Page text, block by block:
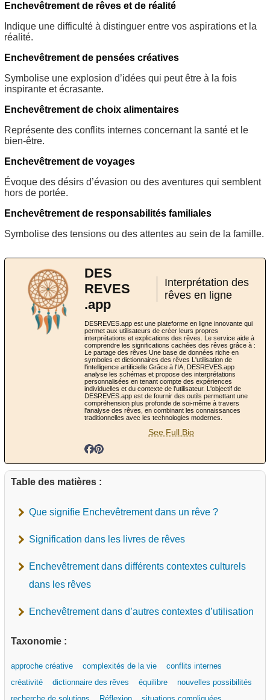
Enchevêtrement de rêves et de réalité
Indique une difficulté à distinguer entre vos aspirations et la
réalité.
Enchevêtrement de pensées créatives
Symbolise une explosion d’idées qui peut être à la fois
inspirante et écrasante.
Enchevêtrement de choix alimentaires
Représente des conflits internes concernant la santé et le
bien-être.
Enchevêtrement de voyages
Évoque des désirs d’évasion ou des aventures qui semblent
hors de portée.
Enchevêtrement de responsabilités familiales
Symbolise des tensions ou des attentes au sein de la famille.
DES
REVES
.app
Interprétation des
rêves en ligne
DESREVES.app est une plateforme en ligne innovante qui
permet aux utilisateurs de créer leurs propres
interprétations et explications des rêves. Le service aide à
comprendre les significations cachées des rêves grâce à :
Le partage des rêves Une base de données riche en
symboles et dictionnaires des rêves L'utilisation de
l'intelligence artificielle Grâce à l'IA, DESREVES.app
analyse les schémas et propose des interprétations
personnalisées en tenant compte des expériences
individuelles et du contexte de l'utilisateur. L'objectif de
DESREVES.app est de fournir des outils permettant une
compréhension plus profonde de soi-même à travers
l'analyse des rêves, en combinant les connaissances
traditionnelles avec les technologies modernes.
See Full Bio
Table des matières :
Que signifie Enchevêtrement dans un rêve ?
Signification dans les livres de rêves
Enchevêtrement dans différents contextes culturels
dans les rêves
Enchevêtrement dans d’autres contextes d’utilisation
Taxonomie :
approche créative complexités de la vie
conflits internes
créativité
dictionnaire des rêves équilibre
nouvelles possibilités